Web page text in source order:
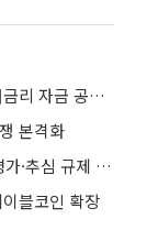
청년·취약계층 겨냥 미소금융 3종 출시…저금리 자금 공급 확대
본격화
금융위, 포용금융 책임체계 만든다…신용평가·추심 규제 손질
블코인 확장